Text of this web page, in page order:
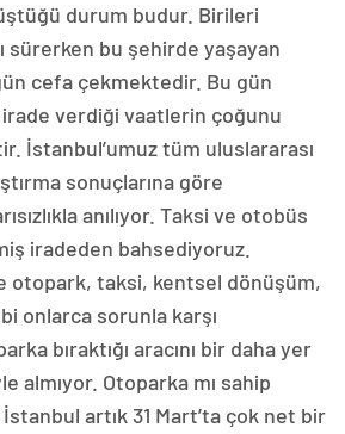
durum budur. Birileri
sürerken bu şehirde yaşayan
cefa çekmektedir. Bu gün
verdiği vaatlerin çoğunu
İstanbul’umuz tüm uluslararası
sonuçlarına göre
anılıyor. Taksi ve otobüs
iradeden bahsediyoruz.
otopark, taksi, kentsel dönüşüm,
onlarca sorunla karşı
bıraktığı aracını bir daha yer
almıyor. Otoparka mı sahip
İstanbul artık 31 Mart’ta çok net bir